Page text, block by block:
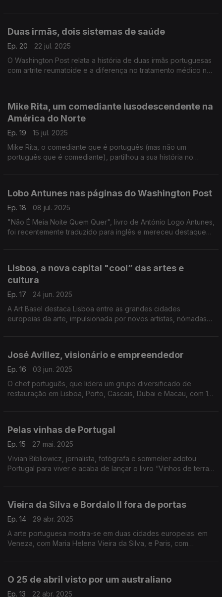
Duas irmãs, dois sistemas de saúde
Ep. 20
22 jul. 2025
O Washington Post relata a história de duas irmãs portuguesas
com artrite reumatoide e a diferença no tratamento médico nos
Mike Rita, um comediante lusodescendente na
América do Norte
Ep. 19
15 jul. 2025
Mike Rita, o comediante que é português (mas não um
português que é comediante), partilhou a sua história no
Lobo Antunes nas páginas do Washington Post
Ep. 18
08 jul. 2025
"Não É Meia Noite Quem Quer", livro de António Logo Antunes,
foi recentemente traduzido para inglês e mereceu destaque
Lisboa, a nova capital "cool” das artes e
cultura
Ep. 17
24 jun. 2025
A Art Basel destaca Lisboa entre as grandes cidades
europeias da arte, impulsionada por novos artistas, nómadas
José Avillez, visionário e empreendedor
Ep. 16
03 jun. 2025
O chef português, que lidera um grupo diversificado de
restauração em Lisboa, Porto, Cascais, Dubai e Macau, com 14
Pelas vinhas de Portugal
Ep. 15
27 mai. 2025
Vivian Bibliowicz, jornalista, fotógrafa e sommelier adotou
Portugal para viver e acaba de lançar o livro “Vinhos de terras
vinho.
O livro pode ser encomendado em
Vieira da Silva e Bordalo II fora de portas
Ep. 14
29 abr. 2025
A arte portuguesa mostra-se em duas cidades europeias: em
Veneza, com Maria Helena Vieira da Silva, e Paris, com
O 25 de abril visto por um australiano
Ep. 13
22 abr. 2025